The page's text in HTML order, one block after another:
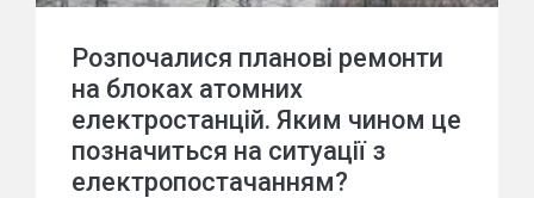
Розпочалися планові ремонти
на блоках атомних
електростанцій. Яким чином це
позначиться на ситуації з
електропостачанням?